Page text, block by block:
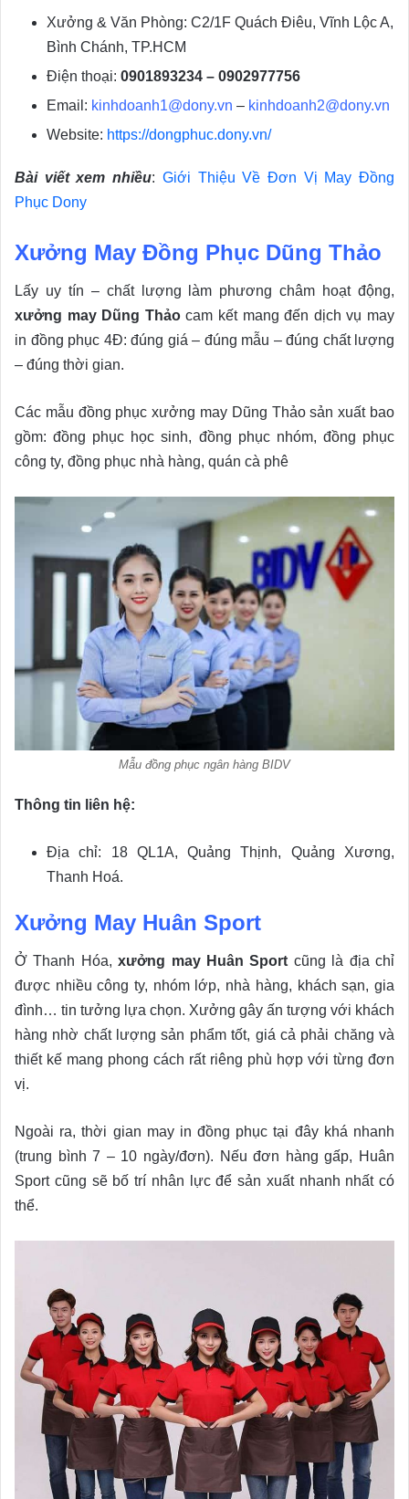
Xưởng & Văn Phòng: C2/1F Quách Điêu, Vĩnh Lộc A,
Bình Chánh, TP.HCM
Điện thoại: 0901893234 – 0902977756
Email: kinhdoanh1@dony.vn – kinhdoanh2@dony.vn
Website: https://dongphuc.dony.vn/
Bài viết xem nhiều: Giới Thiệu Về Đơn Vị May Đồng
Phục Dony
Xưởng May Đồng Phục Dũng Thảo
Lấy uy tín – chất lượng làm phương châm hoạt động,
xưởng may Dũng Thảocam kết mang đến dịch vụ may
in đồng phục 4Đ: đúng giá – đúng mẫu – đúng chất lượng
– đúng thời gian.
Các mẫu đồng phục xưởng may Dũng Thảo sản xuất bao
gồm: đồng phục học sinh, đồng phục nhóm, đồng phục
công ty, đồng phục nhà hàng, quán cà phê
Mẫu đồng phục ngân hàng BIDV
Thông tin liên hệ:
Địa chỉ: 18 QL1A, Quảng Thịnh, Quảng Xương,
Thanh Hoá.
Xưởng May Huân Sport
Ở Thanh Hóa,xưởng may Huân Sport cũng là địa chỉ
được nhiều công ty, nhóm lớp, nhà hàng, khách sạn, gia
đình… tin tưởng lựa chọn. Xưởng gây ấn tượng với khách
hàng nhờ chất lượng sản phẩm tốt, giá cả phải chăng và
thiết kế mang phong cách rất riêng phù hợp với từng đơn
vị.
Ngoài ra, thời gian may in đồng phục tại đây khá nhanh
(trung bình 7 – 10 ngày/đơn). Nếu đơn hàng gấp, Huân
Sport cũng sẽ bố trí nhân lực để sản xuất nhanh nhất có
thể.